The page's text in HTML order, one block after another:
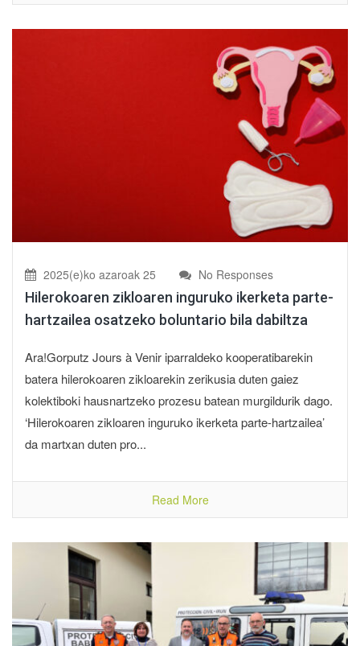
2025(e)ko azaroak 25 No Responses
Hilerokoaren zikloaren inguruko ikerketa parte-
hartzailea osatzeko boluntario bila dabiltza
Ara!Gorputz Jours à Venir iparraldeko kooperatibarekin
batera hilerokoaren zikloarekin zerikusia duten gaiez
kolektiboki hausnartzeko prozesu batean murgildurik dago.
‘Hilerokoaren zikloaren inguruko ikerketa parte-hartzailea’
da martxan duten pro...
Read More